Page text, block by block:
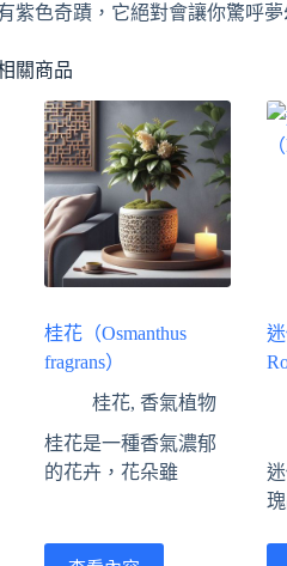
紫色奇蹟，它絕對會讓你驚呼夢
關商品
桂花（Osmanthus
fragrans）
桂花, 香氣植物
桂花是一種香氣濃郁
的花卉，花朵雖